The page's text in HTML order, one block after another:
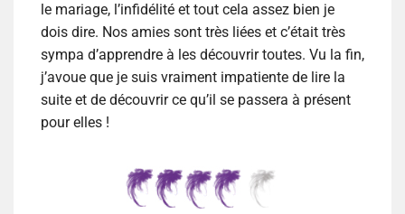
le mariage, l’infidélité et tout cela assez bien je
dois dire. Nos amies sont très liées et c’était très
sympa d’apprendre à les découvrir toutes. Vu la fin,
j’avoue que je suis vraiment impatiente de lire la
suite et de découvrir ce qu’il se passera à présent
pour elles !